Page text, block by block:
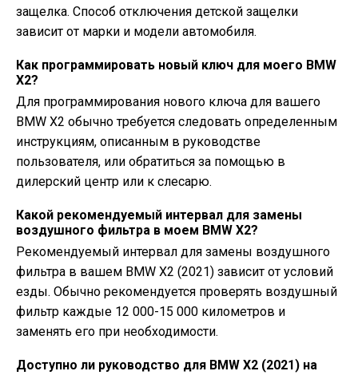
защелка. Способ отключения детской защелки
зависит от марки и модели автомобиля.
Как программировать новый ключ для моего BMW
X2?
Для программирования нового ключа для вашего
BMW X2 обычно требуется следовать определенным
инструкциям, описанным в руководстве
пользователя, или обратиться за помощью в
дилерский центр или к слесарю.
Какой рекомендуемый интервал для замены
воздушного фильтра в моем BMW X2?
Рекомендуемый интервал для замены воздушного
фильтра в вашем BMW X2 (2021) зависит от условий
езды. Обычно рекомендуется проверять воздушный
фильтр каждые 12 000-15 000 километров и
заменять его при необходимости.
Доступно ли руководство для BMW X2 (2021) на